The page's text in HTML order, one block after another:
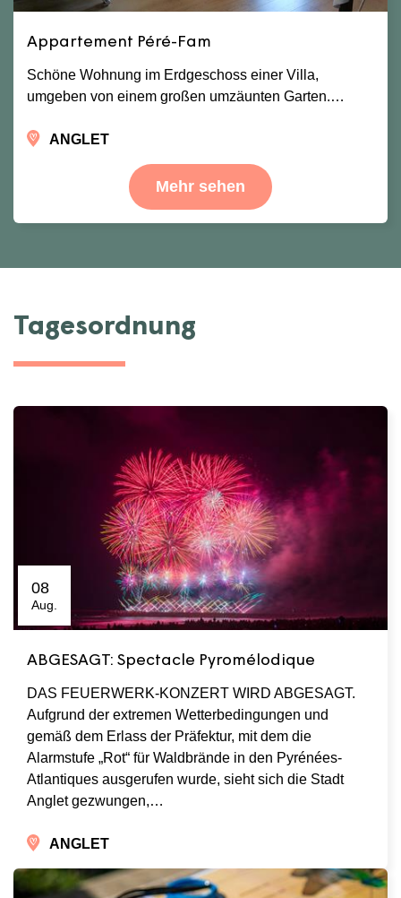
Appartement Péré-Fam
Schöne Wohnung im Erdgeschoss einer Villa,
umgeben von einem großen umzäunten Garten.…
ANGLET
Mehr sehen
Tagesordnung
08
Aug.
ABGESAGT: Spectacle Pyromélodique
DAS FEUERWERK-KONZERT WIRD ABGESAGT.
Aufgrund der extremen Wetterbedingungen und
gemäß dem Erlass der Präfektur, mit dem die
Alarmstufe „Rot“ für Waldbrände in den Pyrénées-
Atlantiques ausgerufen wurde, sieht sich die Stadt
Anglet gezwungen,…
ANGLET